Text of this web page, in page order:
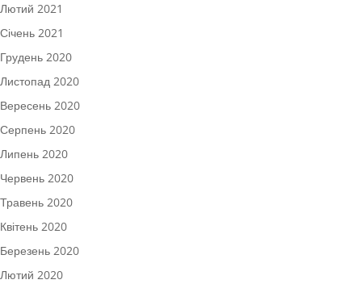
Лютий 2021
Січень 2021
Грудень 2020
Листопад 2020
Вересень 2020
Серпень 2020
Липень 2020
Червень 2020
Травень 2020
Квітень 2020
Березень 2020
Лютий 2020